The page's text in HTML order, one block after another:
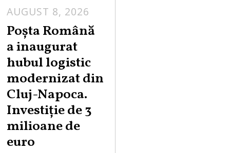
AUGUST 8, 2026
Poșta Română
a inaugurat
hubul logistic
modernizat din
Cluj-Napoca.
Investiție de 3
milioane de
euro